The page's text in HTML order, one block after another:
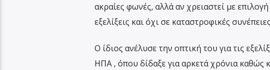
ακραίες φωνές, αλλά αν χρειαστεί με
εξελίξεις και όχι σε καταστροφικές
Ο ίδιος ανέλυσε την οπτική του για τις
ΗΠΑ , όπου δίδαξε για αρκετά χρόνια καθώς